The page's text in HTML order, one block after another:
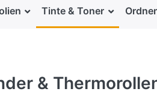
Tinte & Toner
&